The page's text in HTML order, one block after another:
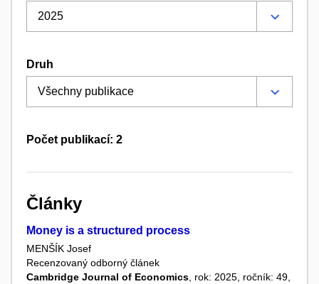
Druh
Počet publikací: 2
Články
Money is a structured process
MENŠÍK Josef
Recenzovaný odborný článek
Cambridge Journal of Economics , rok: 2025, ročník: 49,